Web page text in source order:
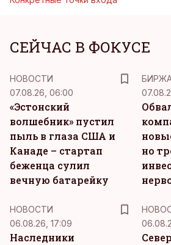
СЕЙЧАС В ФОКУСЕ
НОВОСТИ
07.08.26, 06:00
«Эстонский
волшебник» пустил
пыль в глаза США и
Канаде – стартап
беженца сулил
вечную батарейку
но
НОВОСТИ
06.08.26, 17:09
Наследники